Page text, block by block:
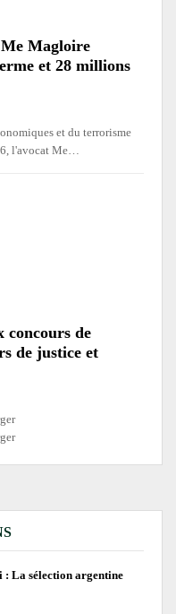
Magloire
et 28 millions
et du terrorisme
l'avocat Me
concours de
de justice et
: La sélection argentine